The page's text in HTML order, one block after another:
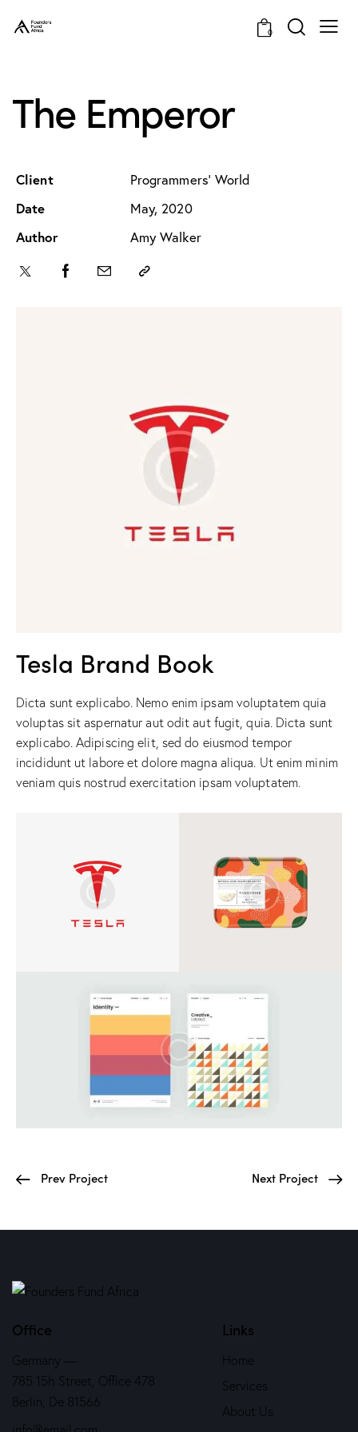
0
The Emperor
Client
Programmers' World
Date
May, 2020
Author
Amy Walker
Tesla Brand Book
Dicta sunt explicabo. Nemo enim ipsam voluptatem quia
voluptas sit aspernatur aut odit aut fugit, quia. Dicta sunt
explicabo. Adipiscing elit, sed do eiusmod tempor
incididunt ut labore et dolore magna aliqua. Ut enim minim
veniam quis nostrud exercitation ipsam voluptatem.
Prev Project Next Project
Office
Germany —
785 15h Street, Office 478
Berlin, De 81566
Links
Home
Services
About Us